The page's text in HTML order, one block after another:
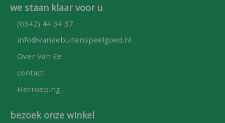
we staan klaar voor u
(0342) 44 34 37
info@vaneebuitenspeelgoed.nl
Over Van Ee
contact
Herroeping
bezoek onze winkel